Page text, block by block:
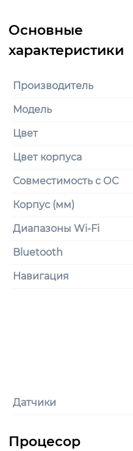
Case
with
Midnight
Производитель
Модель
Цвет
Цвет корпуса
Совместимость с ОС
Корпус (мм)
Диапазоны Wi-Fi
Bluetooth
Навигация
Датчики